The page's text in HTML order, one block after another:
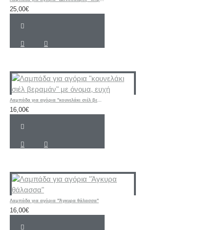
25,00€
16,00€
Λαμπάδα για αγόρια "Άγκυρα θάλασσα"
16,00€